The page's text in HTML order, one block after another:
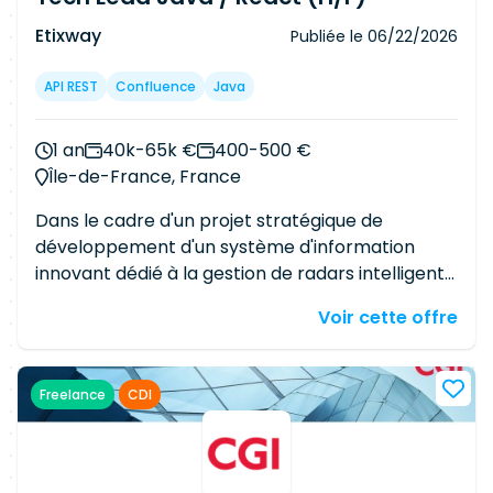
Langue : Anglais courant indispensable
Etixway Publiée le 06/22/2026
API REST Confluence Java
1 an 40k-65k €
400-500 €
Île-de-France, France
Dans le cadre d'un projet stratégique de
développement d'un système d'information
innovant dédié à la gestion de radars intelligents
recherchons un Tech Lead Java / React. Vous
développeurs, d'un Product Owner et d'un
Business Analyst, et interviendrez en tant que
référent technique sur l'ensemble du cycle de
vie des applications. À ce titre, vous serez
Voir cette offre
Freelance CDI